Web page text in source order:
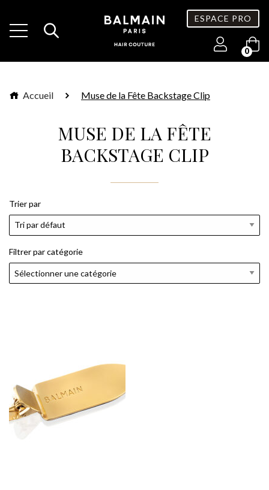
ESPACE PRO
0
Accueil Muse de la Fête Backstage Clip
MUSE DE LA FÊTE
BACKSTAGE CLIP
Trier par
Filtrer par catégorie